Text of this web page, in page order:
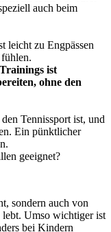
auch beim
leicht zu Engpässen
ist
ohne den
Tennissport ist, und
Ein pünktlicher
geeignet?
sondern auch von
lebt. Umso wichtiger ist
bei Kindern